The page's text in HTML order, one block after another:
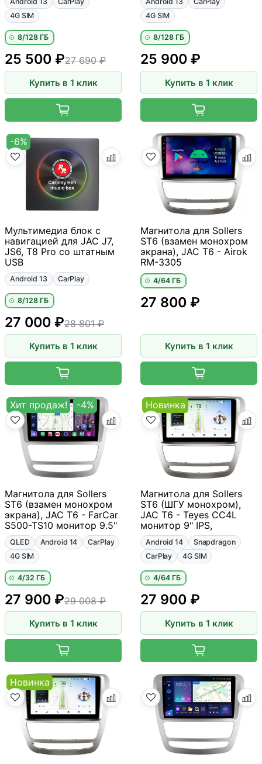
4G SIM
8/128 ГБ
27 690 ₽
25 500 ₽
Купить в 1 клик
4G SIM
8/128 ГБ
25 900 ₽
Купить в 1 клик
-6%
Мультимедиа блок с
навигацией для JAC J7,
JS6, T8 Pro со штатным
USB
Android 13 CarPlay
8/128 ГБ
28 801 ₽
27 000 ₽
Купить в 1 клик
Магнитола для Sollers
ST6 (взамен монохром
экрана), JAC T6 - Airok
RM-3305
4/64 ГБ
27 800 ₽
Купить в 1 клик
Хит продаж! -4%
Магнитола для Sollers
ST6 (взамен монохром
экрана), JAC T6 - FarCar
S500-TS10 монитор 9.5"
QLED Android 14
CarPlay
4G SIM
4/32 ГБ
29 008 ₽
27 900 ₽
Купить в 1 клик
Новинка
Магнитола для Sollers
ST6 (ШГУ монохром),
JAC T6 - Teyes CC4L
монитор 9" IPS,
Android 14
Snapdragon
CarPlay
4G SIM
4/64 ГБ
27 900 ₽
Купить в 1 клик
Новинка